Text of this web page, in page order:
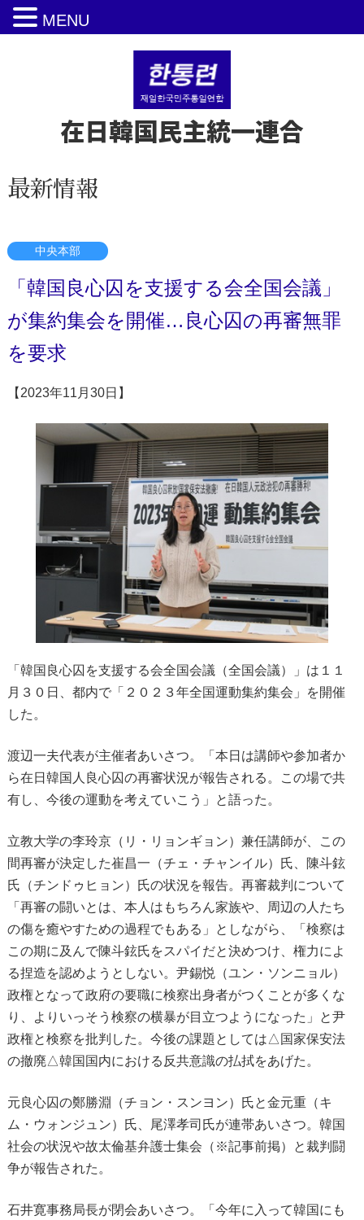
在日韓国民主統一連合
最新情報
中央本部
「韓国良心囚を支援する会全国会議」
が集約集会を開催…良心囚の再審無罪
を要求
【2023年11月30日】
「韓国良心囚を支援する会全国会議（全国会議）」は１１
月３０日、都内で「２０２３年全国運動集約集会」を開催
した。
渡辺一夫代表が主催者あいさつ。「本日は講師や参加者か
ら在日韓国人良心囚の再審状況が報告される。この場で共
有し、今後の運動を考えていこう」と語った。
立教大学の李玲京（リ・リョンギョン）兼任講師が、この
間再審が決定した崔昌一（チェ・チャンイル）氏、陳斗鉉
氏（チンドゥヒョン）氏の状況を報告。再審裁判について
「再審の闘いとは、本人はもちろん家族や、周辺の人たち
の傷を癒やすための過程でもある」としながら、「検察は
この期に及んで陳斗鉉氏をスパイだと決めつけ、権力によ
る捏造を認めようとしない。尹錫悦（ユン・ソンニョル）
政権となって政府の要職に検察出身者がつくことが多くな
り、よりいっそう検察の横暴が目立つようになった」と尹
政権と検察を批判した。今後の課題としては△国家保安法
の撤廃△韓国国内における反共意識の払拭をあげた。
元良心囚の鄭勝淵（チョン・スンヨン）氏と金元重（キ
ム・ウォンジュン）氏、尾澤孝司氏が連帯あいさつ。韓国
社会の状況や故太倫基弁護士集会（※記事前掲）と裁判闘
争が報告された。
石井寛事務局長が閉会あいさつ。「今年に入って韓国にも
MENU